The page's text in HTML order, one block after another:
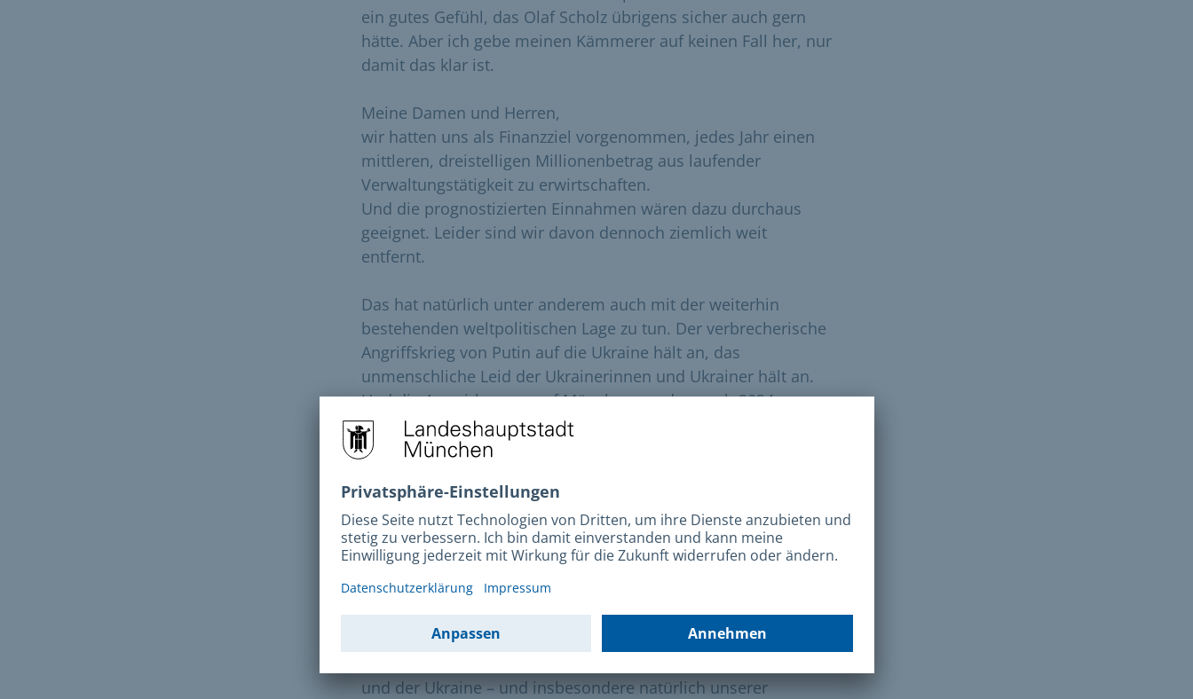
ein gutes Gefühl, das Olaf Scholz übrigens sicher auch gern
hätte. Aber ich gebe meinen Kämmerer auf keinen Fall her, nur
damit das klar ist.
Meine Damen und Herren,
wir hatten uns als Finanzziel vorgenommen, jedes Jahr einen
mittleren, dreistelligen Millionenbetrag aus laufender
Verwaltungstätigkeit zu erwirtschaften.
Und die prognostizierten Einnahmen wären dazu durchaus
geeignet. Leider sind wir davon dennoch ziemlich weit
entfernt.
Das hat natürlich unter anderem auch mit der weiterhin
bestehenden weltpolitischen Lage zu tun. Der verbrecherische
Angriffskrieg von Putin auf die Ukraine hält an, das
unmenschliche Leid der Ukrainerinnen und Ukrainer hält an.
Und die Auswirkungen auf München werden auch 2024
anhalten:
unsere Partnerstadt Kyiv, etwas abgeschwächte, aber dennoch
auch für 2024 zu erwartende Inflation und hohe Energiepreise.
Und im Oktober dann der unfassbare Terrorangriff der Hamas
auf Israel. Ich bin dankbar, dass der Stadtrat bei beiden
Themen klare Haltung zeigt:
und der Ukraine – und insbesondere natürlich unserer